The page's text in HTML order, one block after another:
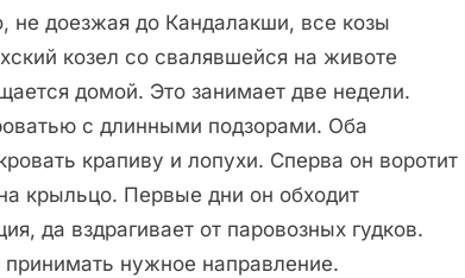
не доезжая до Кандалакши, все козы
козел со свалявшейся на животе
домой. Это занимает две недели.
с длинными подзорами. Оба
крапиву и лопухи. Сперва он воротит
крыльцо. Первые дни он обходит
да вздрагивает от паровозных гудков.
нужное направление.